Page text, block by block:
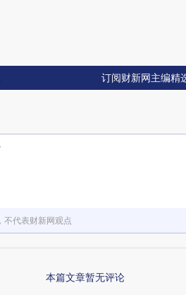
订阅财新网主编精
不代表财新网观点
本篇文章暂无评论